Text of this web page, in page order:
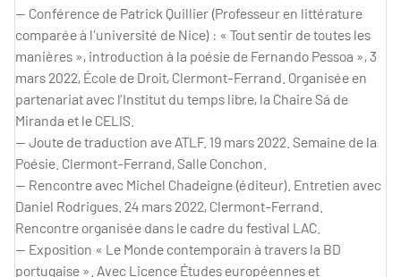
— Conférence de Patrick Quillier (Professeur en littérature
comparée à l'université de Nice) : « Tout sentir de toutes les
manières », introduction à la poésie de Fernando Pessoa », 3
mars 2022, École de Droit, Clermont-Ferrand. Organisée en
partenariat avec l’Institut du temps libre, la Chaire Sá de
Miranda et le CELIS.
— Joute de traduction ave ATLF. 19 mars 2022. Semaine de la
Poésie. Clermont-Ferrand, Salle Conchon.
— Rencontre avec Michel Chadeigne (éditeur). Entretien avec
Daniel Rodrigues. 24 mars 2022, Clermont-Ferrand.
Rencontre organisée dans le cadre du festival LAC.
— Exposition « Le Monde contemporain à travers la BD
portugaise ». Avec Licence Études européennes et